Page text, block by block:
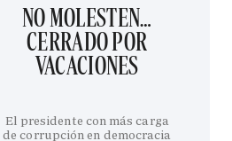
NO MOLESTEN…
CERRADO POR
VACACIONES
El presidente con más carga
de corrupción en democracia